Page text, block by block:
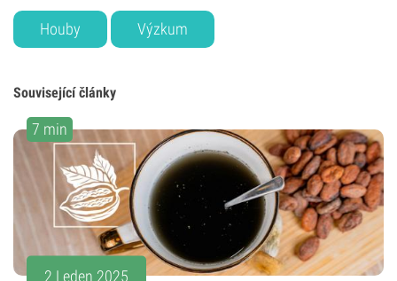
Houby Výzkum
Související články
7 min
2 Leden 2025